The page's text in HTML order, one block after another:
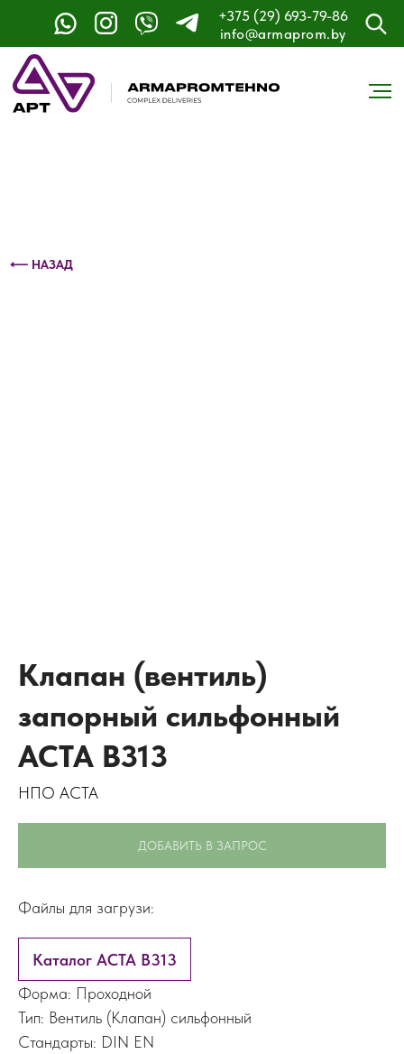
+375 (29) 693-79-86
info@armaprom.by
Контактный телефон: +375 (29) 693-79-86
⟵ НАЗАД
Клапан (вентиль)
запорный сильфонный
АСТА В313
НПО АСТА
ДОБАВИТЬ В ЗАПРОС
Файлы для загрузи:
Каталог АСТА В313
Форма: Проходной
Тип: Вентиль (Клапан) сильфонный
Стандарты: DIN EN